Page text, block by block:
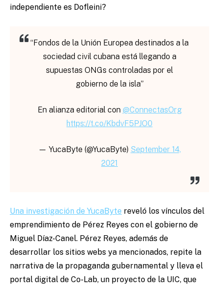
independiente es Dofleini?
“Fondos de la Unión Europea destinados a la
sociedad civil cubana está llegando a
supuestas ONGs controladas por el
gobierno de la isla”
En alianza editorial con @ConnectasOrg
https://t.co/KbdvF5PJO0
— YucaByte (@YucaByte) September 14,
2021
Una investigación de YucaByte reveló los vínculos del
emprendimiento de Pérez Reyes con el gobierno de
Miguel Díaz-Canel. Pérez Reyes, además de
desarrollar los sitios webs ya mencionados, repite la
narrativa de la propaganda gubernamental y lleva el
portal digital de Co-Lab, un proyecto de la UIC, que